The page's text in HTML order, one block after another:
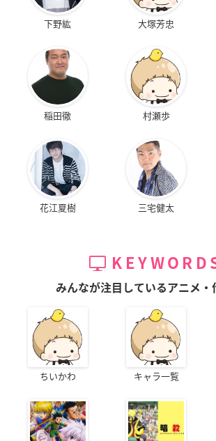
下野紘 大塚芳忠
稲田徹 村瀬歩
花江夏樹 三宅健太
みんなが注目しているアニメ・
ちいかわ キャラ一覧